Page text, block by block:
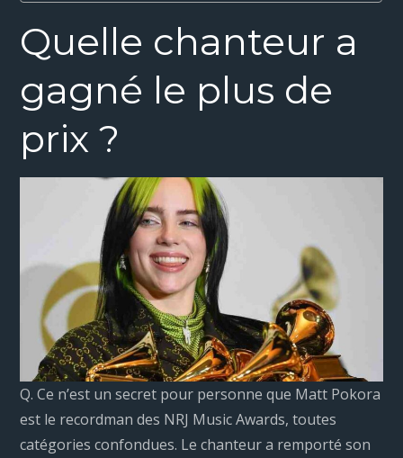
Quelle chanteur a
gagné le plus de
prix ?
Q. Ce n’est un secret pour personne que Matt Pokora
est le recordman des NRJ Music Awards, toutes
catégories confondues. Le chanteur a remporté son